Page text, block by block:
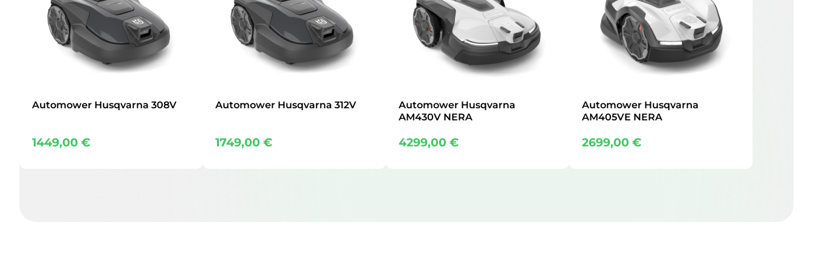
Automower Husqvarna 308V
1449,00€
Automower Husqvarna 312V
1749,00€
Automower Husqvarna
AM430V NERA
4299,00€
Automower Husqvarna
AM405VE NERA
2699,00€